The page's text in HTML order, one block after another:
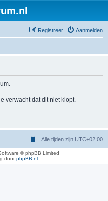
Aanmelden
Registreer
verwacht dat dit niet klopt.
Alle tijden zijn UTC+02:00
© phpBB Limited
doorphpBB.nl